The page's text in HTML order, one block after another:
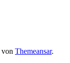
von Themeansar.